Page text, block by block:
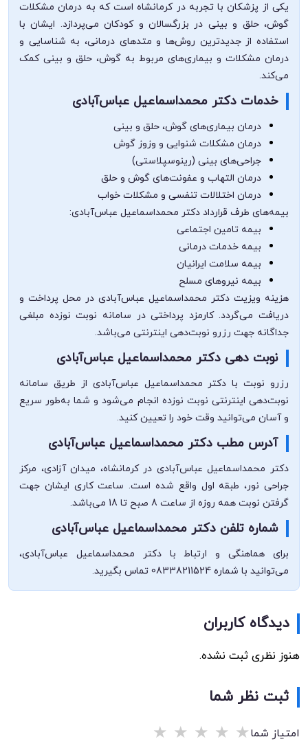
یکی از پزشکان با تجربه در کرمانشاه است که به درمان مشکلات
گوش، حلق و بینی در بزرگسالان و کودکان می‌پردازد. ایشان با
استفاده از جدیدترین روش‌ها و متدهای درمانی، به شناسایی و
درمان مشکلات و بیماری‌های مربوط به گوش، حلق و بینی کمک
می‌کند.
خدمات دکتر محمداسماعیل عباس‌آبادی
درمان بیماری‌های گوش، حلق و بینی
درمان مشکلات شنوایی و وزوز گوش
جراحی‌های بینی (رینوسپلاستی)
درمان التهاب و عفونت‌های گوش و حلق
درمان اختلالات تنفسی و مشکلات خواب
بیمه‌های طرف قرارداد دکتر محمداسماعیل عباس‌آبادی:
بیمه تامین اجتماعی
بیمه خدمات درمانی
بیمه سلامت ایرانیان
بیمه نیروهای مسلح
هزینه ویزیت دکتر محمداسماعیل عباس‌آبادی در محل پرداخت و
دریافت می‌گردد. کارمزد پرداختی در سامانه نوبت نوزده مبلغی
جداگانه جهت رزرو نوبت‌دهی اینترنتی می‌باشد.
نوبت دهی دکتر محمداسماعیل عباس‌آبادی
رزرو نوبت با دکتر محمداسماعیل عباس‌آبادی از طریق سامانه
نوبت‌دهی اینترنتی نوبت نوزده انجام می‌شود و شما به‌طور سریع
و آسان می‌توانید وقت خود را تعیین کنید.
آدرس مطب دکتر محمداسماعیل عباس‌آبادی
دکتر محمداسماعیل عباس‌آبادی در کرمانشاه، میدان آزادی، مرکز
جراحی نور، طبقه اول واقع شده است. ساعت کاری ایشان جهت
گرفتن نوبت همه روزه از ساعت 8 صبح تا 18 می‌باشد.
شماره تلفن دکتر محمداسماعیل عباس‌آبادی
برای هماهنگی و ارتباط با دکتر محمداسماعیل عباس‌آبادی،
می‌توانید با شماره 08338211524 تماس بگیرید.
دیدگاه کاربران
هنوز نظری ثبت نشده.
ثبت نظر شما
امتیاز شما★
★
★
★
★